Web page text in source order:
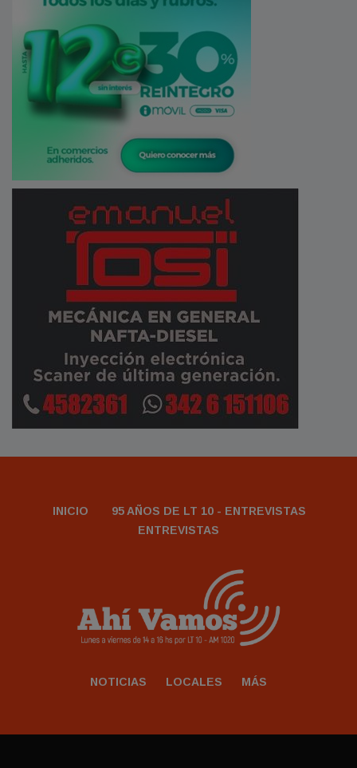
INICIO
95 AÑOS DE LT 10 - ENTREVISTAS
ENTREVISTAS
NOTICIAS LOCALES MÁS